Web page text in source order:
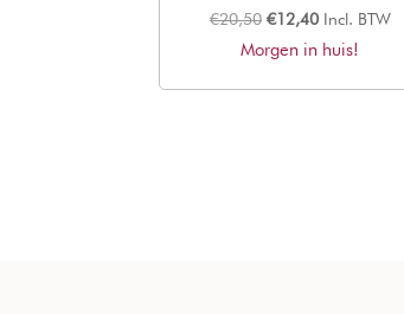
€20,50 Oorspronkelijke
prijs
€12,40Huidige
prijs
Incl. BTW
Morgen in huis!